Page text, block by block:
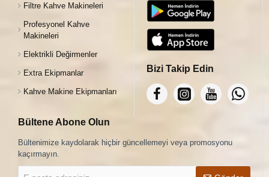
Filtre Kahve Makineleri
Profesyonel Kahve
Makineleri
Elektrikli Değirmenler
Extra Ekipmanlar
Kahve Makine Ekipmanları
Bizi Takip Edin
Bültene Abone Olun
Bültenimize kaydolarak hiçbir güncellemeyi veya promosyonu
kaçırmayın.